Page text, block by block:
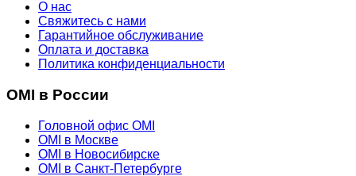
О нас
Свяжитесь с нами
Гарантийное обслуживание
Оплата и доставка
Политика конфиденциальности
OMI в России
Головной офис OMI
OMI в Москве
OMI в Новосибирске
OMI в Санкт-Петербурге